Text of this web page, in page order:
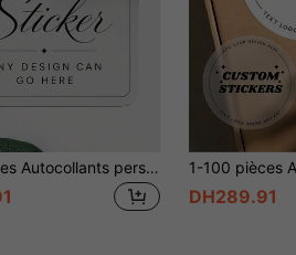
1-210 pièces Autocollants personnalisés, PVC imperméable et résistant à l'huile, peuvent être utilisés comme autocollants de décoration d'entreprise, autocollants de boîte cadeau de mariage, classification de produits, bouteilles d'eau de sport, bocaux scellés, etc., ils sont très adaptés pour les cadeaux de mariage, convenant aux mariages, Noël, Halloween, anniversaires et autres occasions
DH289.91